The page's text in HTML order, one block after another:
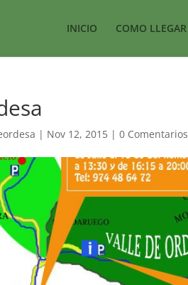
INICIO COMO LLEGAR
| Nov 12, 2015 |0 Comentarios